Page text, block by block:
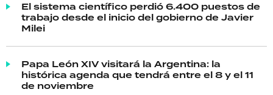
El sistema científico perdió 6.400 puestos de
trabajo desde el inicio del gobierno de Javier
Milei
Papa León XIV visitará la Argentina: la
histórica agenda que tendrá entre el 8 y el 11
de noviembre